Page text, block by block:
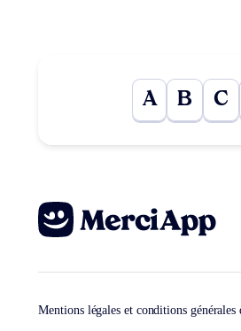
A B C
Mentions légales et conditions